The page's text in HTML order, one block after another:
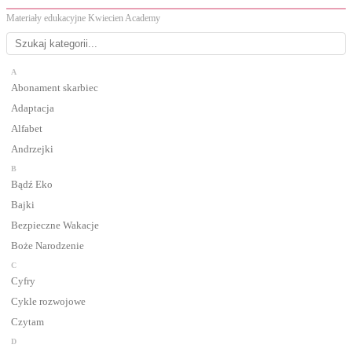
Materiały edukacyjne Kwiecien Academy
A
Abonament skarbiec
Adaptacja
Alfabet
Andrzejki
B
Bądź Eko
Bajki
Bezpieczne Wakacje
Boże Narodzenie
C
Cyfry
Cykle rozwojowe
Czytam
D